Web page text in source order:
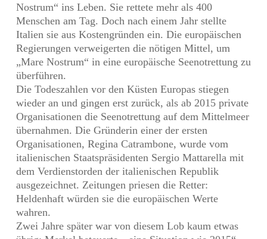
Nostrum“ ins Leben. Sie rettete mehr als 400
Menschen am Tag. Doch nach einem Jahr stellte
Italien sie aus Kostengründen ein. Die europäischen
Regierungen verweigerten die nötigen Mittel, um
„Mare Nostrum“ in eine europäische Seenotrettung zu
überführen.
Die Todeszahlen vor den Küsten Europas stiegen
wieder an und gingen erst zurück, als ab 2015 private
Organisationen die Seenotrettung auf dem Mittelmeer
übernahmen. Die Gründerin einer der ersten
Organisationen, Regina Catrambone, wurde vom
italienischen Staatspräsidenten Sergio Mattarella mit
dem Verdienstorden der italienischen Republik
ausgezeichnet. Zeitungen priesen die Retter:
Heldenhaft würden sie die europäischen Werte
wahren.
Zwei Jahre später war von diesem Lob kaum etwas